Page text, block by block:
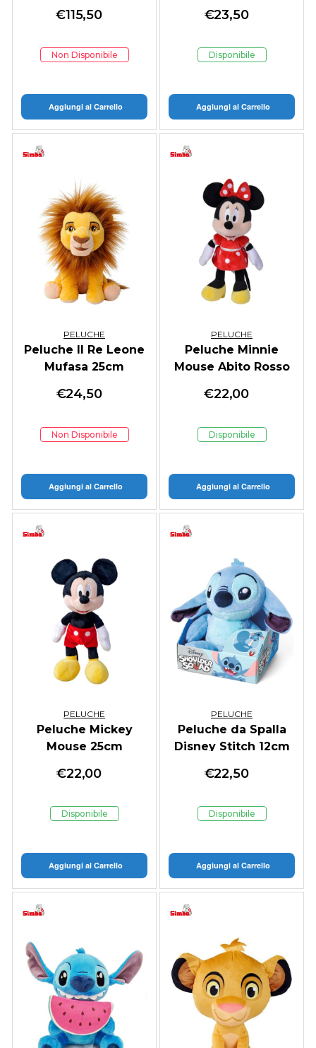
€115,50
Non Disponibile
Aggiungi al Carrello
€23,50
Disponibile
Aggiungi al Carrello
PELUCHE
Peluche Il Re Leone
Mufasa 25cm
€24,50
Non Disponibile
Aggiungi al Carrello
PELUCHE
Peluche Minnie
Mouse Abito Rosso
€22,00
Disponibile
Aggiungi al Carrello
PELUCHE
Peluche Mickey
Mouse 25cm
€22,00
Disponibile
Aggiungi al Carrello
PELUCHE
Peluche da Spalla
Disney Stitch 12cm
€22,50
Disponibile
Aggiungi al Carrello